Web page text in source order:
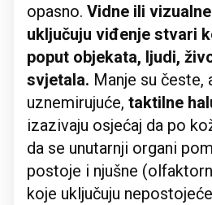
opasno. Vidne ili
uključuju viđenje stvari
poput objekata, ljudi,
svjetala. Manje su česte,
uznemirujuće, taktilne
izazivaju osjećaj da po
da se unutarnji organi
postoje i njušne
koje uključuju